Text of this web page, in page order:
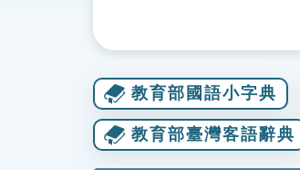
教育部國語小字典
教育部臺灣客語辭典